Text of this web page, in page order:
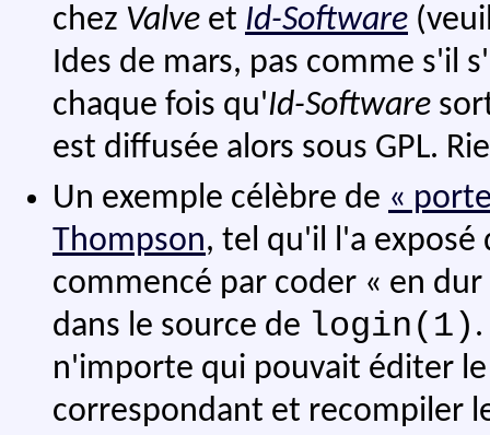
chez Valve et Id-Software
Ides de mars, pas comme s'il
chaque fois qu'Id-Software
est diffusée alors sous GPL.
Un exemple célèbre de «
Thompson, tel qu'il l'a exposé
commencé par coder « en
dans le source de login(1)
n'importe qui pouvait éditer
correspondant et recompiler